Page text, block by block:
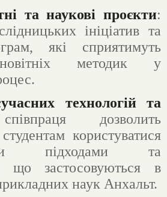
та наукові проєкти:
ініціатив та
які сприятимуть
новітніх методик у
технологій та
дозволить
користуватися
підходами та
що застосовуються в
наук Анхальт.